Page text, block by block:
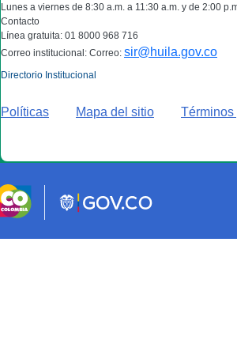
Lunes a viernes de 8:30 a.m. a 11:30 a.m. y de 2:00
Contacto
Línea gratuita: 01 8000 968 716
Correo institucional: Correo: sir@huila.gov.co
Directorio Institucional
Políticas Mapa del sitio